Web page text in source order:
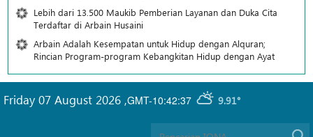
Lebih dari 13.500 Maukib Pemberian Layanan dan Duka Cita
Terdaftar di Arbain Husaini
Arbain Adalah Kesempatan untuk Hidup dengan Alquran;
Rincian Program-program Kebangkitan Hidup dengan Ayat
GMT-10:42:37 9.91°
Friday 07 August 2026 ,